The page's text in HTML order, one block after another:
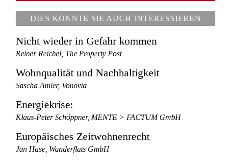
DIES KÖNNTE SIE AUCH INTERESSIEREN
Nicht wieder in Gefahr kommen
Reiner Reichel, The Property Post
Wohnqualität und Nachhaltigkeit
Sascha Amler, Vonovia
Energiekrise:
Klaus-Peter Schöppner, MENTE > FACTUM GmbH
Europäisches Zeitwohnenrecht
Jan Hase, Wunderflats GmbH